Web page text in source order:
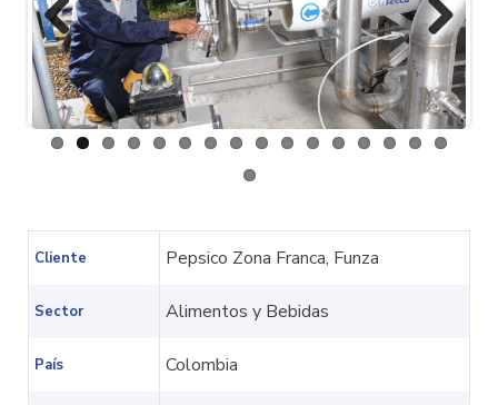
Previ
ous
Next
Cliente Pepsico Zona Franca, Funza
Sector Alimentos y Bebidas
País Colombia